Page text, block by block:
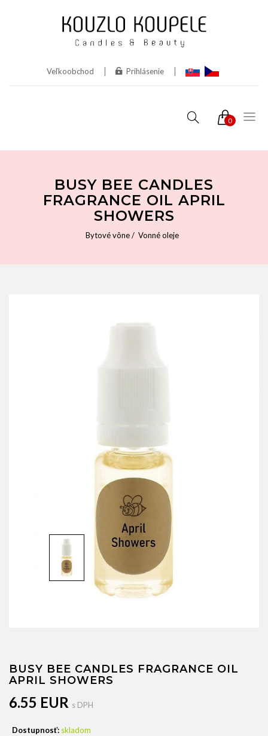
Veľkoobchod Prihlásenie
0
BUSY BEE CANDLES
FRAGRANCE OIL APRIL
SHOWERS
Bytové vône Vonné oleje
BUSY BEE CANDLES FRAGRANCE OIL
APRIL SHOWERS
6.55 EUR s DPH
Dostupnosť: skladom